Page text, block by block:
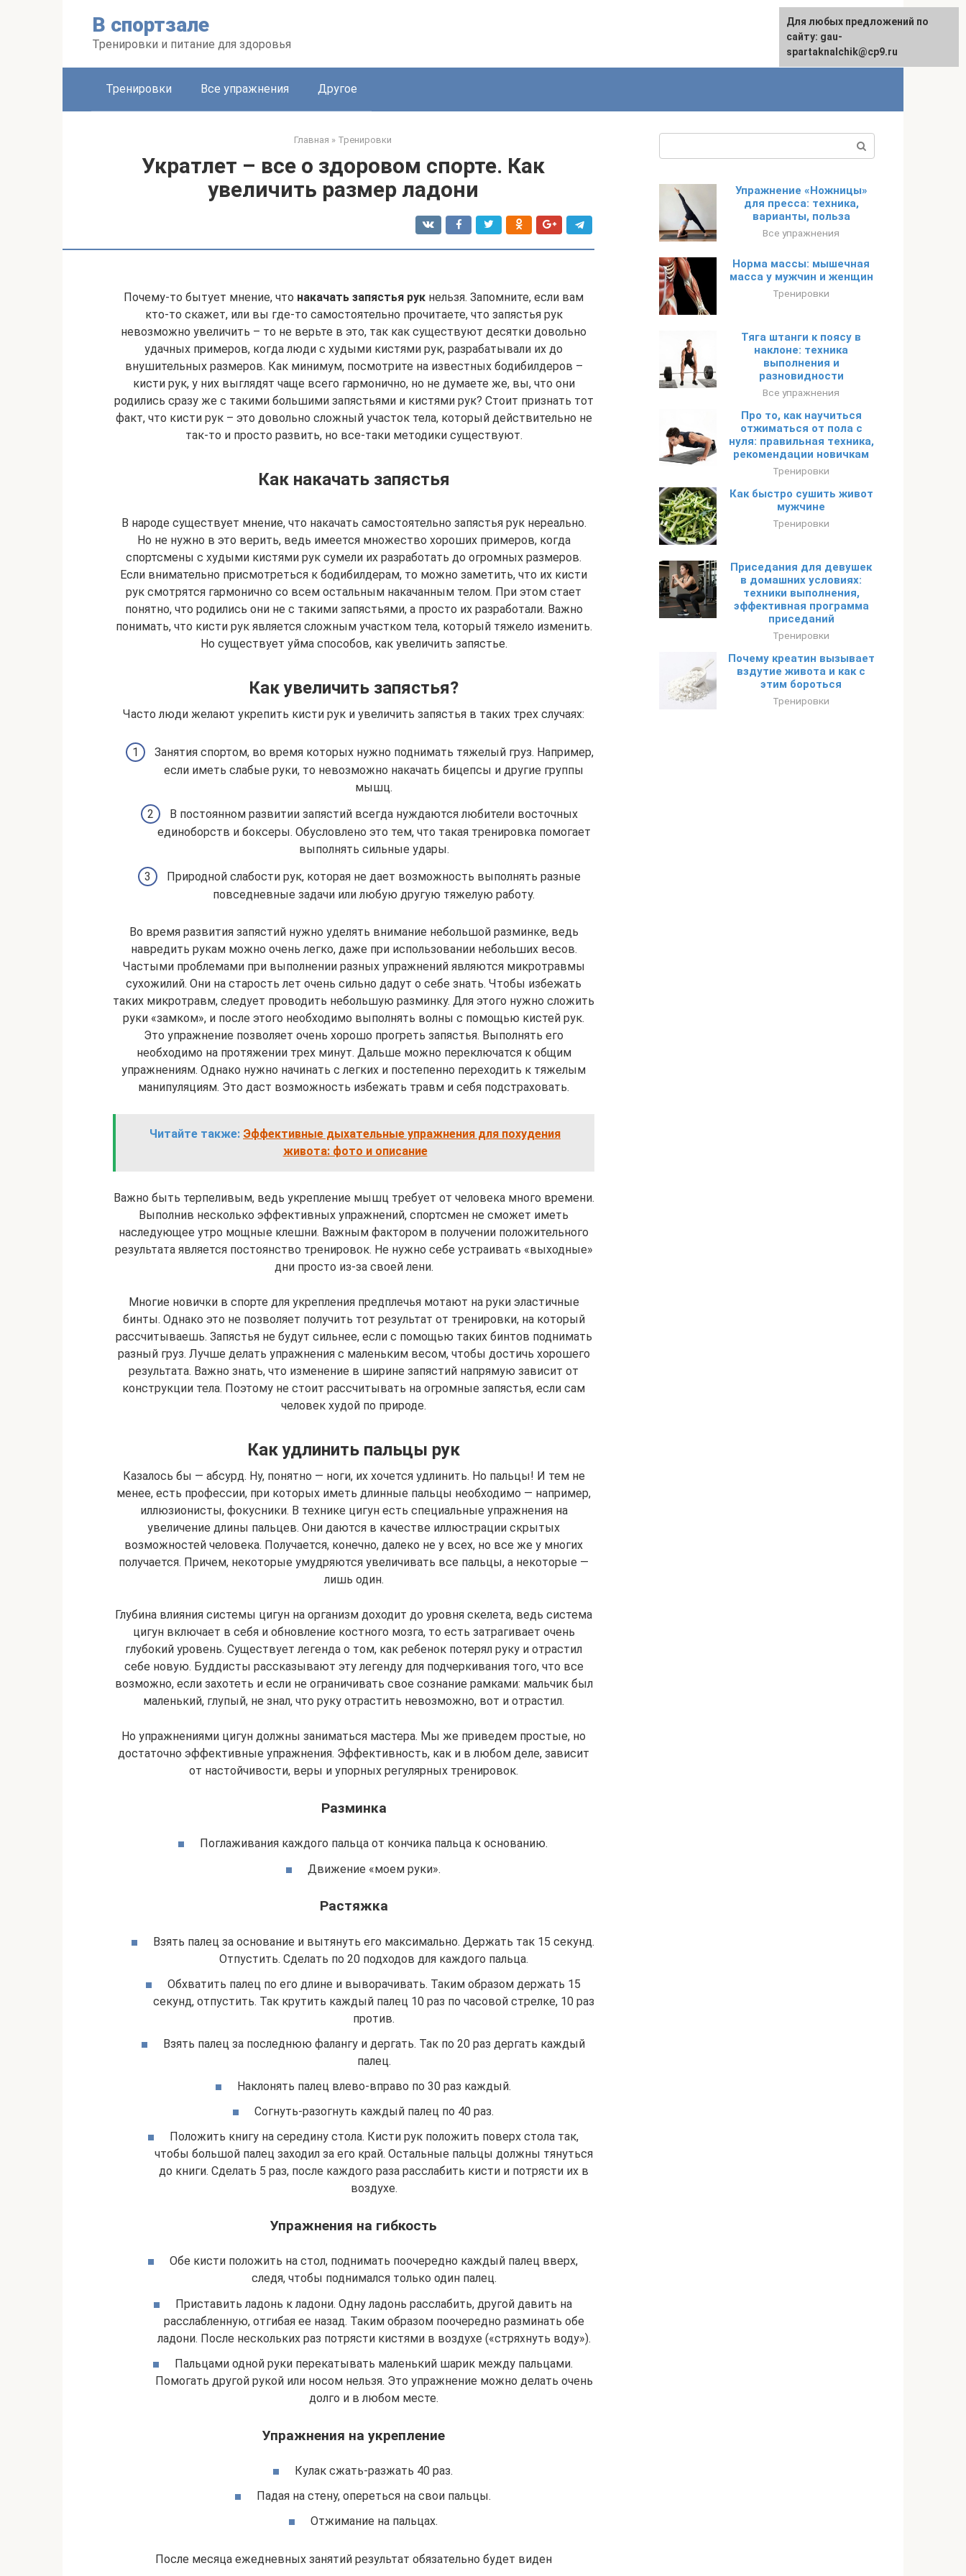
В спортзале
Тренировки и питание для здоровья
Тренировки Все упражнения Другое
Главная » Тренировки
Укратлет – все о здоровом спорте. Как
увеличить размер ладони
Почему-то бытует мнение, что накачать запястья рук нельзя. Запомните, если вам
кто-то скажет, или вы где-то самостоятельно прочитаете, что запястья рук
невозможно увеличить – то не верьте в это, так как существуют десятки довольно
удачных примеров, когда люди с худыми кистями рук, разрабатывали их до
внушительных размеров. Как минимум, посмотрите на известных бодибилдеров –
кисти рук, у них выглядят чаще всего гармонично, но не думаете же, вы, что они
родились сразу же с такими большими запястьями и кистями рук? Стоит признать тот
факт, что кисти рук – это довольно сложный участок тела, который действительно не
так-то и просто развить, но все-таки методики существуют.
Как накачать запястья
В народе существует мнение, что накачать самостоятельно запястья рук нереально.
Но не нужно в это верить, ведь имеется множество хороших примеров, когда
спортсмены с худыми кистями рук сумели их разработать до огромных размеров.
Если внимательно присмотреться к бодибилдерам, то можно заметить, что их кисти
рук смотрятся гармонично со всем остальным накачанным телом. При этом стает
понятно, что родились они не с такими запястьями, а просто их разработали. Важно
понимать, что кисти рук является сложным участком тела, который тяжело изменить.
Но существует уйма способов, как увеличить запястье.
Как увеличить запястья?
Часто люди желают укрепить кисти рук и увеличить запястья в таких трех случаях:
Занятия спортом, во время которых нужно поднимать тяжелый груз. Например,
если иметь слабые руки, то невозможно накачать бицепсы и другие группы
мышц.
В постоянном развитии запястий всегда нуждаются любители восточных
единоборств и боксеры. Обусловлено это тем, что такая тренировка помогает
выполнять сильные удары.
Природной слабости рук, которая не дает возможность выполнять разные
повседневные задачи или любую другую тяжелую работу.
Во время развития запястий нужно уделять внимание небольшой разминке, ведь
навредить рукам можно очень легко, даже при использовании небольших весов.
Частыми проблемами при выполнении разных упражнений являются микротравмы
сухожилий. Они на старость лет очень сильно дадут о себе знать. Чтобы избежать
таких микротравм, следует проводить небольшую разминку. Для этого нужно сложить
руки «замком», и после этого необходимо выполнять волны с помощью кистей рук.
Это упражнение позволяет очень хорошо прогреть запястья. Выполнять его
необходимо на протяжении трех минут. Дальше можно переключатся к общим
упражнениям. Однако нужно начинать с легких и постепенно переходить к тяжелым
манипуляциям. Это даст возможность избежать травм и себя подстраховать.
Читайте также: Эффективные дыхательные упражнения для похудения
живота: фото и описание
Важно быть терпеливым, ведь укрепление мышц требует от человека много времени.
Выполнив несколько эффективных упражнений, спортсмен не сможет иметь
наследующее утро мощные клешни. Важным фактором в получении положительного
результата является постоянство тренировок. Не нужно себе устраивать «выходные»
дни просто из-за своей лени.
Многие новички в спорте для укрепления предплечья мотают на руки эластичные
бинты. Однако это не позволяет получить тот результат от тренировки, на который
рассчитываешь. Запястья не будут сильнее, если с помощью таких бинтов поднимать
разный груз. Лучше делать упражнения с маленьким весом, чтобы достичь хорошего
результата. Важно знать, что изменение в ширине запястий напрямую зависит от
конструкции тела. Поэтому не стоит рассчитывать на огромные запястья, если сам
человек худой по природе.
Как удлинить пальцы рук
Казалось бы — абсурд. Ну, понятно — ноги, их хочется удлинить. Но пальцы! И тем не
менее, есть профессии, при которых иметь длинные пальцы необходимо — например,
иллюзионисты, фокусники. В технике цигун есть специальные упражнения на
увеличение длины пальцев. Они даются в качестве иллюстрации скрытых
возможностей человека. Получается, конечно, далеко не у всех, но все же у многих
получается. Причем, некоторые умудряются увеличивать все пальцы, а некоторые —
лишь один.
Глубина влияния системы цигун на организм доходит до уровня скелета, ведь система
цигун включает в себя и обновление костного мозга, то есть затрагивает очень
глубокий уровень. Существует легенда о том, как ребенок потерял руку и отрастил
себе новую. Буддисты рассказывают эту легенду для подчеркивания того, что все
возможно, если захотеть и если не ограничивать свое сознание рамками: мальчик был
маленький, глупый, не знал, что руку отрастить невозможно, вот и отрастил.
Но упражнениями цигун должны заниматься мастера. Мы же приведем простые, но
достаточно эффективные упражнения. Эффективность, как и в любом деле, зависит
от настойчивости, веры и упорных регулярных тренировок.
Разминка
Поглаживания каждого пальца от кончика пальца к основанию.
Движение «моем руки».
Растяжка
Взять палец за основание и вытянуть его максимально. Держать так 15 секунд.
Отпустить. Сделать по 20 подходов для каждого пальца.
Обхватить палец по его длине и выворачивать. Таким образом держать 15
секунд, отпустить. Так крутить каждый палец 10 раз по часовой стрелке, 10 раз
против.
Взять палец за последнюю фалангу и дергать. Так по 20 раз дергать каждый
палец.
Наклонять палец влево-вправо по 30 раз каждый.
Согнуть-разогнуть каждый палец по 40 раз.
Положить книгу на середину стола. Кисти рук положить поверх стола так,
чтобы большой палец заходил за его край. Остальные пальцы должны тянуться
до книги. Сделать 5 раз, после каждого раза расслабить кисти и потрясти их в
воздухе.
Упражнения на гибкость
Обе кисти положить на стол, поднимать поочередно каждый палец вверх,
следя, чтобы поднимался только один палец.
Приставить ладонь к ладони. Одну ладонь расслабить, другой давить на
расслабленную, отгибая ее назад. Таким образом поочередно разминать обе
ладони. После нескольких раз потрясти кистями в воздухе («стряхнуть воду»).
Пальцами одной руки перекатывать маленький шарик между пальцами.
Помогать другой рукой или носом нельзя. Это упражнение можно делать очень
долго и в любом месте.
Упражнения на укрепление
Кулак сжать-разжать 40 раз.
Падая на стену, опереться на свои пальцы.
Отжимание на пальцах.
После месяца ежедневных занятий результат обязательно будет виден
Упражнение «Ножницы»
для пресса: техника,
варианты, польза
Все упражнения
Норма массы: мышечная
масса у мужчин и женщин
Тренировки
Тяга штанги к поясу в
наклоне: техника
выполнения и
разновидности
Все упражнения
Про то, как научиться
отжиматься от пола с
нуля: правильная техника,
рекомендации новичкам
Тренировки
Как быстро сушить живот
мужчине
Тренировки
Приседания для девушек
в домашних условиях:
техники выполнения,
эффективная программа
приседаний
Тренировки
Почему креатин вызывает
вздутие живота и как с
этим бороться
Тренировки
Для любых предложений по
сайту: gau-
spartaknalchik@cp9.ru